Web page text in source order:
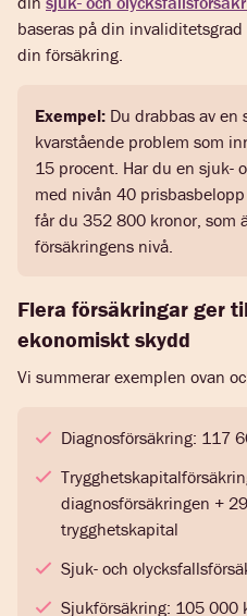
baseras på din
din försäkring.
Exempel: Du drabbas av en
kvarstående problem som
15 procent. Har du en sjuk-
med nivån 40
får du 352 800 kronor, som
försäkringens nivå.
Flera försäkringar ger
ekonomiskt skydd
Vi summerar exemplen ovan
Diagnosförsäkring: 117
diagnosförsäkringen +
trygghetskapital
Sjuk- och
Sjukförsäkring: 105 000